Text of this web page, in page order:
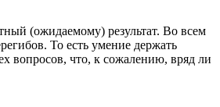
(ожидаемому) результат. Во всем
То есть умение держать
вопросов, что, к сожалению, вряд ли